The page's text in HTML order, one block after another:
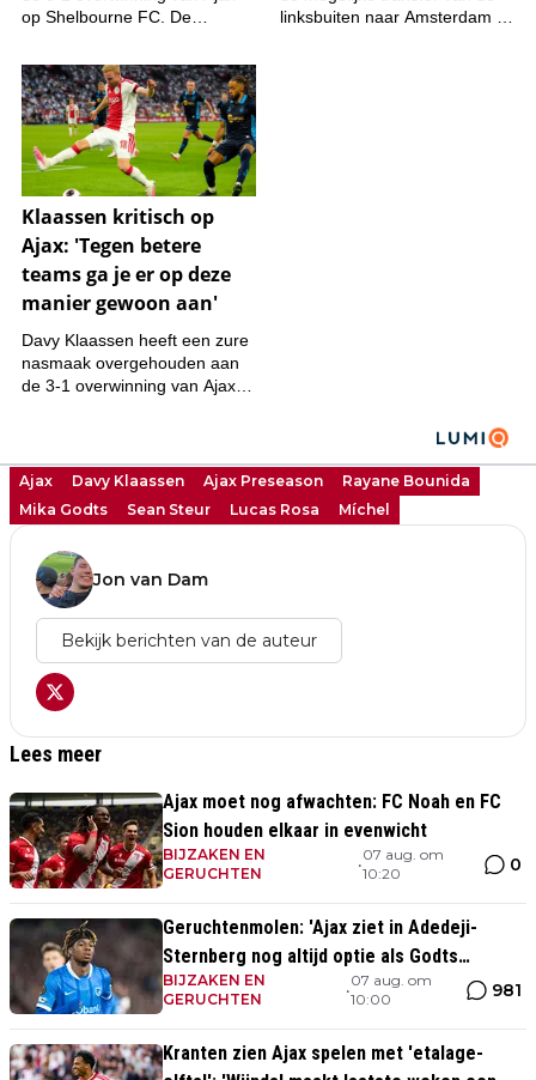
Ajax Davy Klaassen Ajax Preseason
Rayane Bounida
Mika Godts
Sean Steur Lucas Rosa Míchel
Jon van Dam
Bekijk berichten van de auteur
Lees meer
Ajax moet nog afwachten: FC Noah en FC
Sion houden elkaar in evenwicht
BIJZAKEN EN
GERUCHTEN
•
07 aug. om
10:20
0
Geruchtenmolen: 'Ajax ziet in Adedeji-
Sternberg nog altijd optie als Godts
vertrekt'
BIJZAKEN EN
GERUCHTEN
•
07 aug. om
10:00
981
Kranten zien Ajax spelen met 'etalage-